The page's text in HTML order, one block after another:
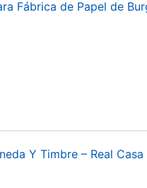
Fábrica de Papel de
Y Timbre – Real